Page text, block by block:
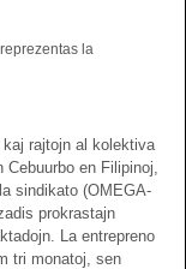
la
rajtojn al kolektiva
Cebuurbo en Filipinoj,
sindikato (OMEGA-
prokrastajn
La entrepreno
tri monatoj, sen